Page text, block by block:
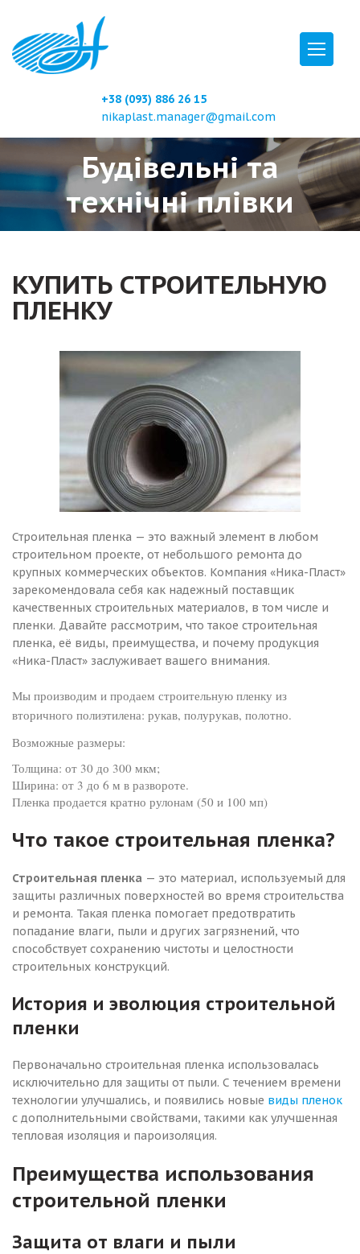
+38 (093) 886 26 15
nikaplast.manager@gmail.com
Будівельні та
технічні плівки
КУПИТЬ СТРОИТЕЛЬНУЮ
ПЛЕНКУ
Строительная пленка — это важный элемент в любом
строительном проекте, от небольшого ремонта до
крупных коммерческих объектов. Компания «Ника-Пласт»
зарекомендовала себя как надежный поставщик
качественных строительных материалов, в том числе и
пленки. Давайте рассмотрим, что такое строительная
пленка, её виды, преимущества, и почему продукция
«Ника-Пласт» заслуживает вашего внимания.
Мы производим и продаем строительную пленку из
вторичного полиэтилена: рукав, полурукав, полотно.
Возможные размеры:
Толщина: от 30 до 300 мкм;
Ширина: от 3 до 6 м в развороте.
Пленка продается кратно рулонам (50 и 100 мп)
Что такое строительная пленка?
Строительная пленка — это материал, используемый для
защиты различных поверхностей во время строительства
и ремонта. Такая пленка помогает предотвратить
попадание влаги, пыли и других загрязнений, что
способствует сохранению чистоты и целостности
строительных конструкций.
История и эволюция строительной
пленки
Первоначально строительная пленка использовалась
исключительно для защиты от пыли. С течением времени
технологии улучшались, и появились новые виды пленок
с дополнительными свойствами, такими как улучшенная
тепловая изоляция и пароизоляция.
Преимущества использования
строительной пленки
Защита от влаги и пыли